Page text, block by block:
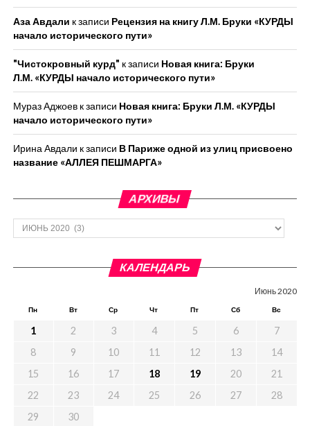
Аза Авдали к записи Рецензия на книгу Л.М. Бруки «КУРДЫ
начало исторического пути»
"Чистокровный курд" к записи Новая книга: Бруки
Л.М. «КУРДЫ начало исторического пути»
Мураз Аджоевк записи Новая книга: Бруки Л.М. «КУРДЫ
начало исторического пути»
Ирина Авдали к записи В Париже одной из улиц присвоено
название «АЛЛЕЯ ПЕШМАРГА»
АРХИВЫ
Архивы
КАЛЕНДАРЬ
Июнь 2020
Пн Вт Ср Чт Пт Сб Вс
1 2 3 4 5 6
7
8
9 10 11 12 13
14
15
16 17 18 19 20
21
22
23 24 25 26 27
28
29
30